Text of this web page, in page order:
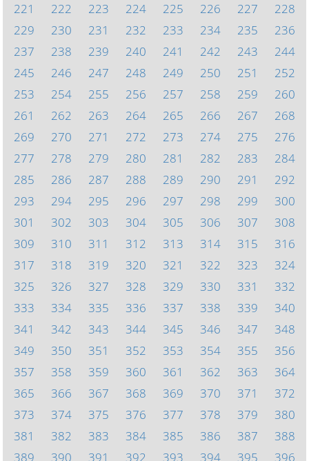
221
222 223 224 225 226 227
228
229
230 231 232 233 234 235
236
237
238 239 240 241 242 243
244
245
246 247 248 249 250 251
252
253
254 255 256 257 258 259
260
261
262 263 264 265 266 267
268
269
270 271 272 273 274 275
276
277
278 279 280 281 282 283
284
285
286 287 288 289 290 291
292
293
294 295 296 297 298 299
300
301
302 303 304 305 306 307
308
309
310 311 312 313 314 315
316
317
318 319 320 321 322 323
324
325
326 327 328 329 330 331
332
333
334 335 336 337 338 339
340
341
342 343 344 345 346 347
348
349
350 351 352 353 354 355
356
357
358 359 360 361 362 363
364
365
366 367 368 369 370 371
372
373
374 375 376 377 378 379
380
381
382 383 384 385 386 387
388
389
390 391 392 393 394 395 396